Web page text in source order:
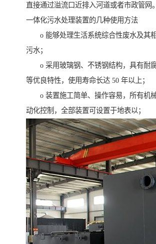
直接通过溢流口近排入河道或者市政管网。
一体化污水处理装置的几种使用方法
o 能够处理生活系统综合性废水及其
污水；
o 采用玻璃钢、不锈钢结构，具有耐
等优良特性，使用寿命长达 50 年以上；
o 装置施工简单、操作容易，所有机
动化控制，全部装置可设置于地表以；